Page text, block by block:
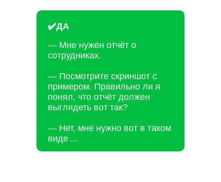
✔️ДА
— Мне нужен отчёт о
сотрудниках.
— Посмотрите скриншот с
примером. Правильно ли я
понял, что отчёт должен
выглядеть вот так?
— Нет, мне нужно вот в таком
виде ...